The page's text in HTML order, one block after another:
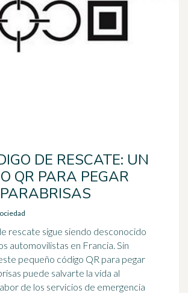
DE RESCATE: UN
QR PARA PEGAR
rescate sigue siendo desconocido
automovilistas en Francia. Sin
pequeño código QR para pegar
puede salvarte la vida al
de los servicios de emergencia